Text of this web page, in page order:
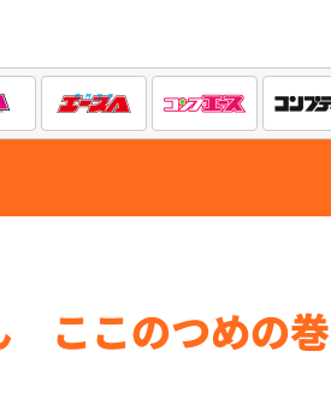
ここのつめの巻